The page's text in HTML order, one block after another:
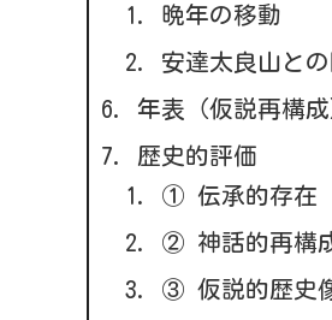
晩年の移動
安達太良山と
年表（仮説再構成
歴史的評価
① 伝承的存在
② 神話的再構
③ 仮説的歴史